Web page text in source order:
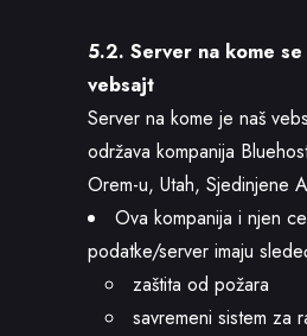
5.2. Server na kome
vebsajt
Server na kome je naš
održava kompanija
Orem-u, Utah, Sjedinjene
Ova kompanija i njen
podatke/server imaju
zaštita od požara
savremeni sistem za